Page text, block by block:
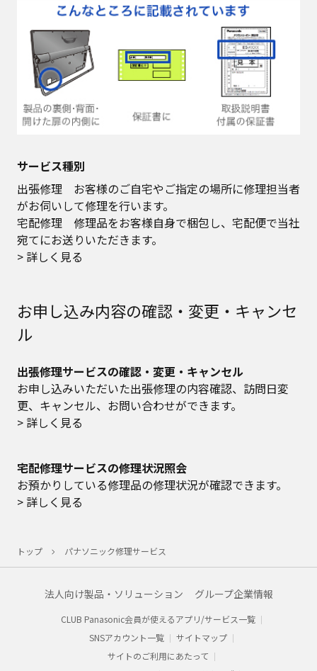
サービス種別
出張修理 お客様のご自宅やご指定の場所に修理担当者
がお伺いして修理を行います。
宅配修理 修理品をお客様自身で梱包し、宅配便で当社
宛てにお送りいただきます。
> 詳しく見る
お申し込み内容の確認・変更・キャンセ
ル
出張修理サービスの確認・変更・キャンセル
お申し込みいただいた出張修理の内容確認、訪問日変
更、キャンセル、お問い合わせができます。
> 詳しく見る
宅配修理サービスの修理状況照会
お預かりしている修理品の修理状況が確認できます。
> 詳しく見る
トップ パナソニック修理サービス
法人向け製品・ソリューション グループ企業情報
CLUB Panasonic会員が使えるアプリ/サービス一覧
SNSアカウント一覧
サイトマップ
サイトのご利用にあたって